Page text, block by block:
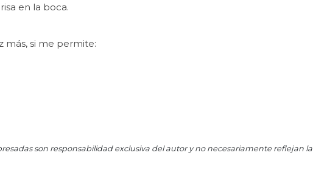
en la boca.
más, si me permite:
son responsabilidad exclusiva del autor y no necesariamente reflejan la